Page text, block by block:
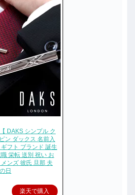
DAKS シンプル ク
ン ダックス 名前入
フト ブランド 誕生
栄転 送別 祝い お
ンズ 彼氏 旦那 夫
日
楽天で購入